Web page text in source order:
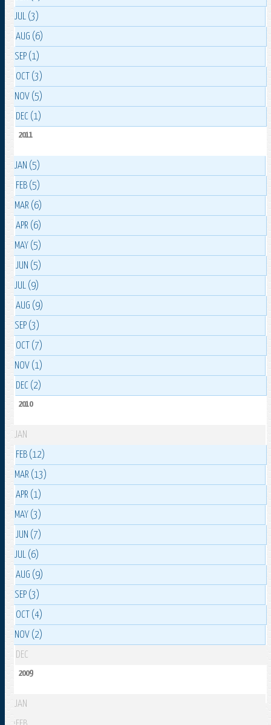
JUL (3)
AUG (6)
SEP (1)
OCT (3)
NOV (5)
DEC (1)
2011
JAN (5)
FEB (5)
MAR (6)
APR (6)
MAY (5)
JUN (5)
JUL (9)
AUG (9)
SEP (3)
OCT (7)
NOV (1)
DEC (2)
2010
JAN
FEB (12)
MAR (13)
APR (1)
MAY (3)
JUN (7)
JUL (6)
AUG (9)
SEP (3)
OCT (4)
NOV (2)
DEC
2009
JAN